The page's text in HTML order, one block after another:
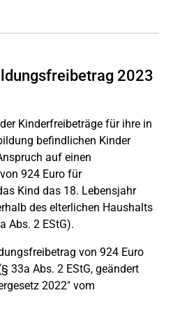
2023
Kinderfreibeträge für ihre in
befindlichen Kinder
auf einen
924 Euro für
Kind das 18. Lebensjahr
des elterlichen Haushalts
Abs. 2 EStG).
von 924 Euro
33a Abs. 2 EStG, geändert
2022" vom